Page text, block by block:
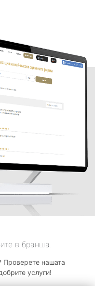
в бранша.
Проверете нашата
услуги!